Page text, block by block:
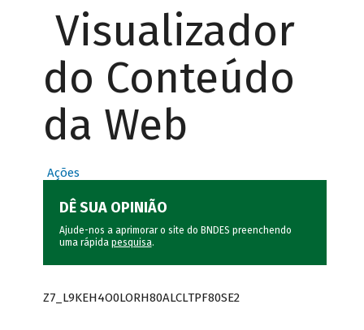
Visualizador
do Conteúdo
da Web
Ações
DÊ SUA OPINIÃO
Ajude-nos a aprimorar o site do BNDES preenchendo
uma rápida pesquisa.
Z7_L9KEH4O0LORH80ALCLTPF80SE2